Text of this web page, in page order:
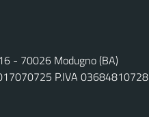
- 70026 Modugno (BA)
P.IVA 03684810728